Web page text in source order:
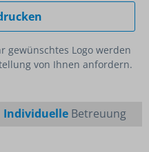
gewünschtes Logo werden
von Ihnen anfordern.
IndividuelleBetreuung